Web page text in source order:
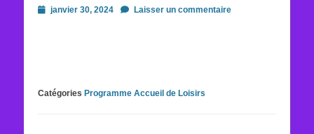
Postedjanvier 30, 2024 Laisser un commentaire
Catégories Programme Accueil de Loisirs